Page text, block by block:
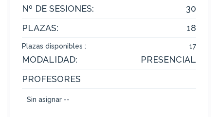
Nº DE SESIONES:
30
PLAZAS:
18
Plazas disponibles : 17
MODALIDAD:
PRESENCIAL
PROFESORES
Sin asignar --